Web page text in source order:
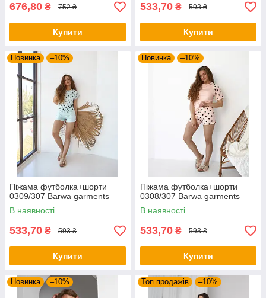
676,80 ₴ 752 ₴
Купити
533,70 ₴ 593 ₴
Купити
Новинка –10%
Піжама футболка+шорти
0309/307 Barwa garments
В наявності
533,70 ₴ 593 ₴
Купити
Новинка –10%
Піжама футболка+шорти
0308/307 Barwa garments
В наявності
533,70 ₴ 593 ₴
Купити
Новинка –10% Топ продажів –10%